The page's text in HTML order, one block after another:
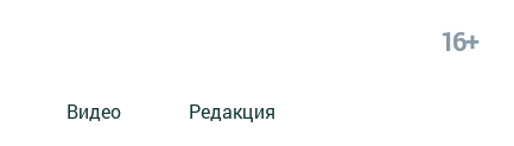
16+
Видео Редакция